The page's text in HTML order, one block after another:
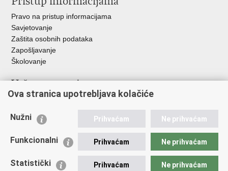
Pravo na pristup informacijama
Savjetovanje
Zaštita osobnih podataka
Zapošljavanje
Školovanje
Važne poveznice
Ministarstvo unutarnjih poslova
Udruge
Policijska akademija
Zaklada policijske solidarnosti
Ova stranica upotrebljava kolačiće
Nužni Prihvaćam Ne prihvaćam
Funkcionalni Prihvaćam Ne prihvaćam
Statistički Prihvaćam Ne prihvaćam